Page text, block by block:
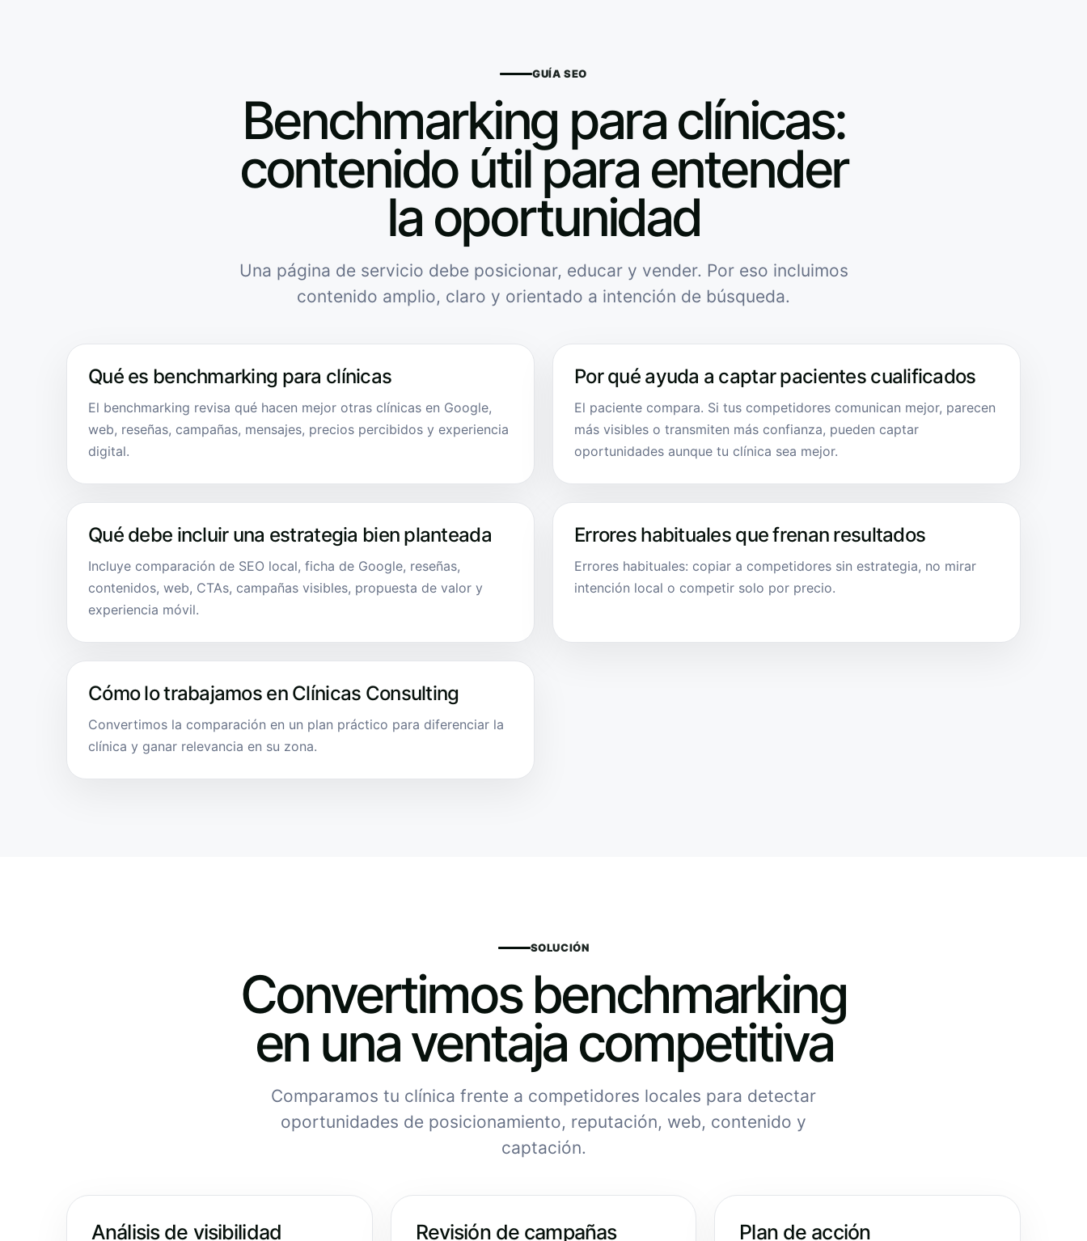
GUÍA SEO
Benchmarking para clínicas:
contenido útil para entender
la oportunidad
Una página de servicio debe posicionar, educar y vender. Por eso incluimos
contenido amplio, claro y orientado a intención de búsqueda.
Qué es benchmarking para clínicas
El benchmarking revisa qué hacen mejor otras clínicas en Google,
web, reseñas, campañas, mensajes, precios percibidos y experiencia
digital.
Por qué ayuda a captar pacientes cualificados
El paciente compara. Si tus competidores comunican mejor, parecen
más visibles o transmiten más confianza, pueden captar
oportunidades aunque tu clínica sea mejor.
Qué debe incluir una estrategia bien planteada
Incluye comparación de SEO local, ficha de Google, reseñas,
contenidos, web, CTAs, campañas visibles, propuesta de valor y
experiencia móvil.
Errores habituales que frenan resultados
Errores habituales: copiar a competidores sin estrategia, no mirar
intención local o competir solo por precio.
Cómo lo trabajamos en Clínicas Consulting
Convertimos la comparación en un plan práctico para diferenciar la
clínica y ganar relevancia en su zona.
SOLUCIÓN
Convertimos benchmarking
en una ventaja competitiva
Comparamos tu clínica frente a competidores locales para detectar
oportunidades de posicionamiento, reputación, web, contenido y
captación.
Análisis de visibilidad Revisión de campañas Plan de acción